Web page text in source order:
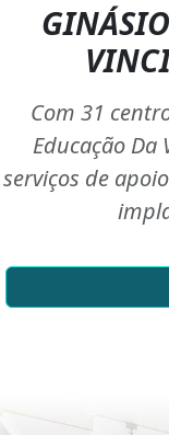
Com 31
Educação
serviços de